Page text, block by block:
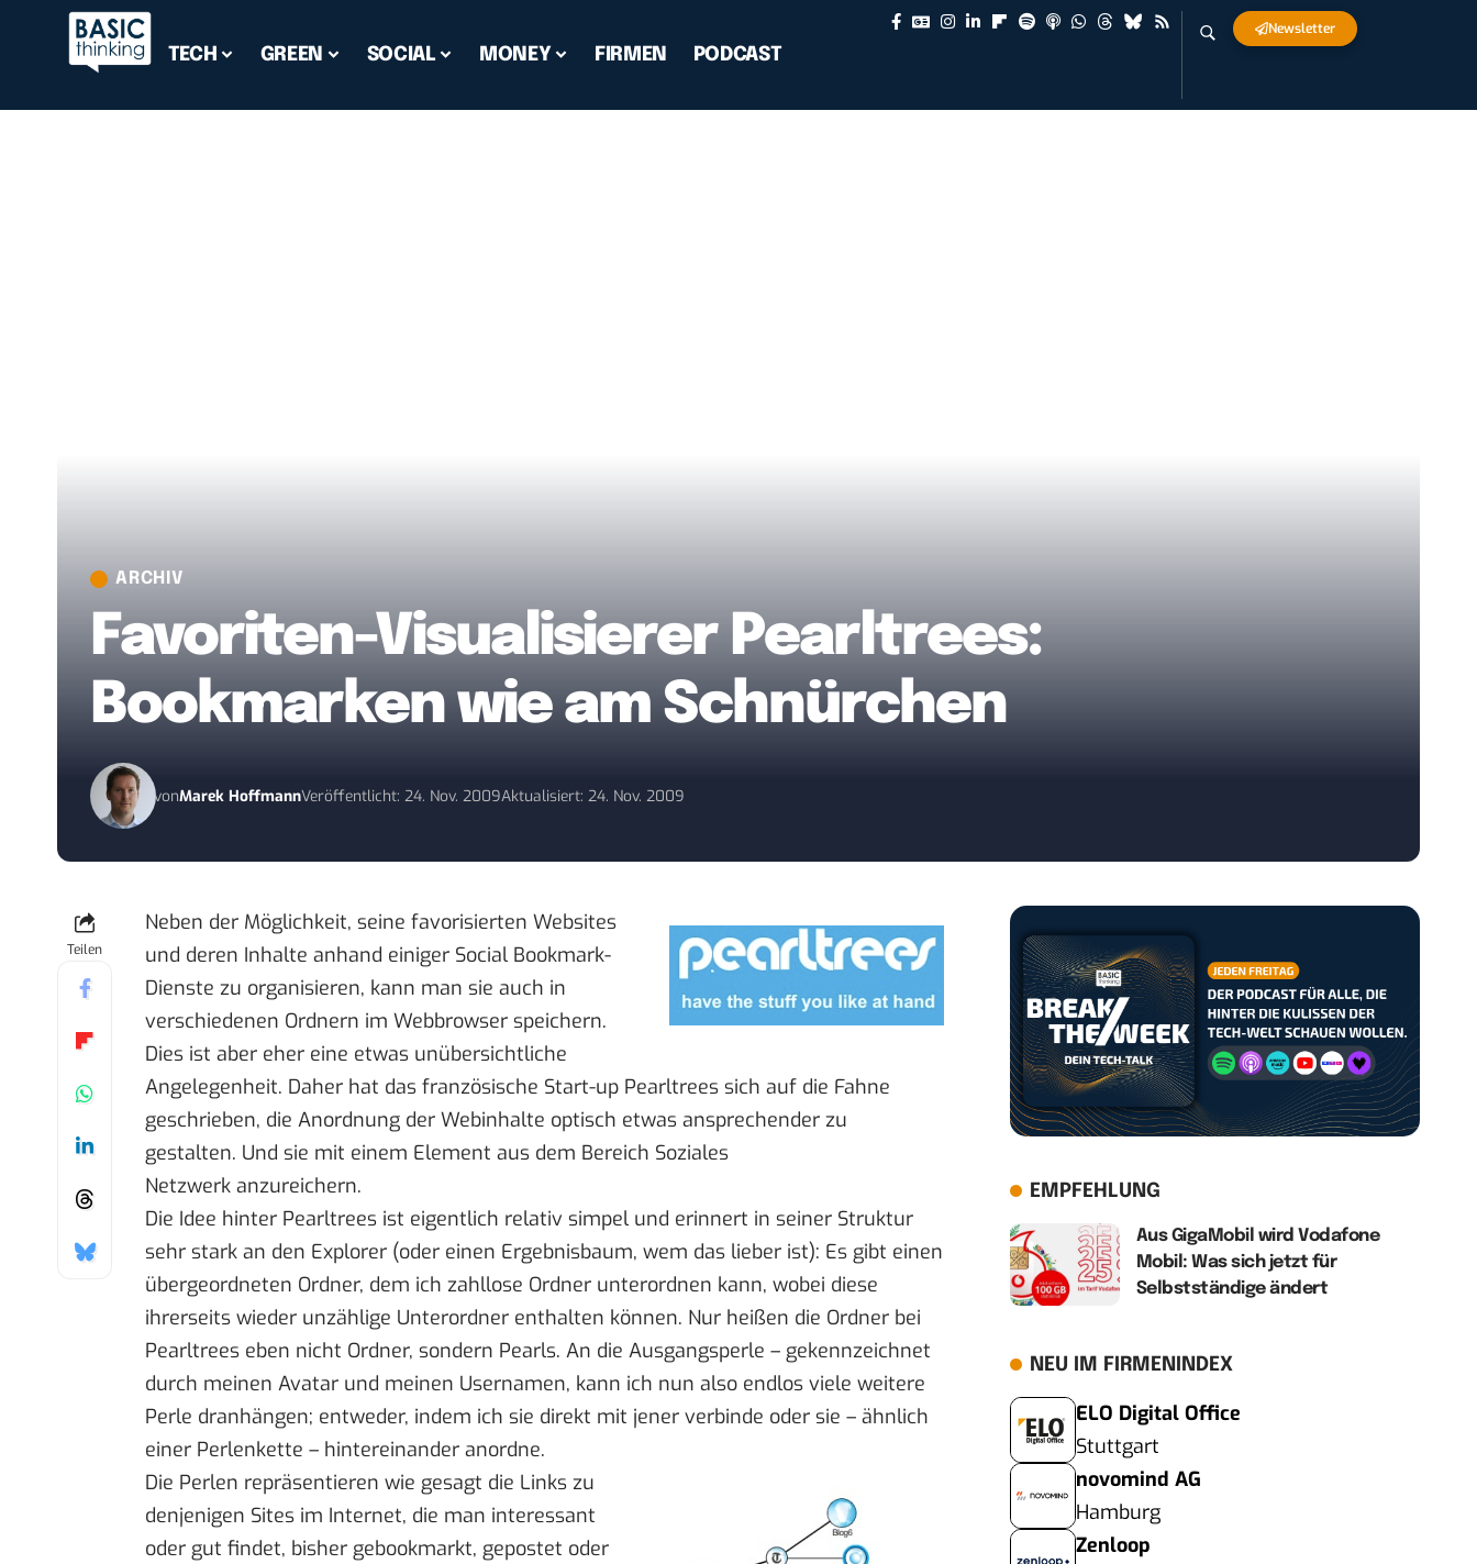
TECH GREEN SOCIAL MONEY FIRMEN PODCAST
Newsletter
ARCHIV
Favoriten-Visualisierer Pearltrees:
Bookmarken wie am Schnürchen
vonMarek HoffmannVeröffentlicht: 24. Nov. 2009Aktualisiert: 24. Nov. 2009
Teilen
Neben der Möglichkeit, seine favorisierten Websites
und deren Inhalte anhand einiger Social Bookmark-
Dienste zu organisieren, kann man sie auch in
verschiedenen Ordnern im Webbrowser speichern.
Dies ist aber eher eine etwas unübersichtliche
Angelegenheit. Daher hat das französische Start-up Pearltrees sich auf die Fahne
geschrieben, die Anordnung der Webinhalte optisch etwas ansprechender zu
gestalten. Und sie mit einem Element aus dem Bereich Soziales
Netzwerk anzureichern.
Die Idee hinter Pearltrees ist eigentlich relativ simpel und erinnert in seiner Struktur
sehr stark an den Explorer (oder einen Ergebnisbaum, wem das lieber ist): Es gibt einen
übergeordneten Ordner, dem ich zahllose Ordner unterordnen kann, wobei diese
ihrerseits wieder unzählige Unterordner enthalten können. Nur heißen die Ordner bei
Pearltrees eben nicht Ordner, sondern Pearls. An die Ausgangsperle – gekennzeichnet
durch meinen Avatar und meinen Usernamen, kann ich nun also endlos viele weitere
Perle dranhängen; entweder, indem ich sie direkt mit jener verbinde oder sie – ähnlich
einer Perlenkette – hintereinander anordne.
Die Perlen repräsentieren wie gesagt die Links zu
denjenigen Sites im Internet, die man interessant
oder gut findet, bisher gebookmarkt, gepostet oder
EMPFEHLUNG
Aus GigaMobil wird Vodafone
Mobil: Was sich jetzt für
Selbstständige ändert
NEU IM FIRMENINDEX
ELO Digital Office
Stuttgart
novomind AG
Hamburg
Zenloop